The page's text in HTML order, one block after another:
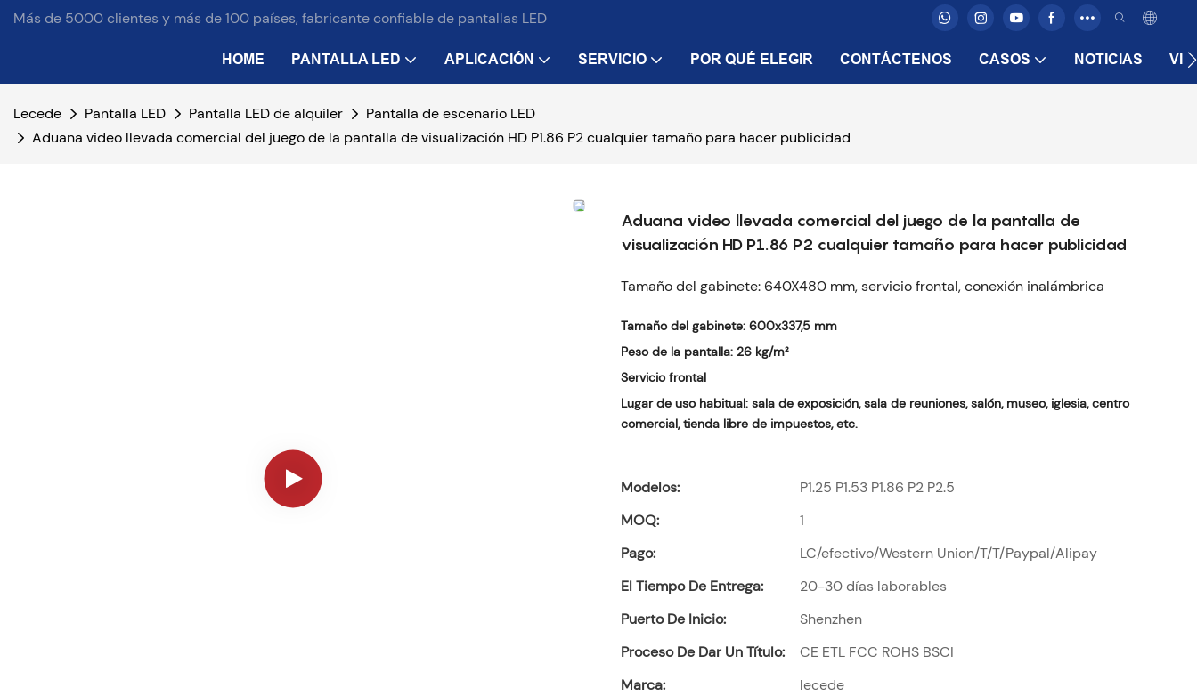
Más de 5000 clientes y más de 100 países, fabricante confiable de pantallas LED
HOME PANTALLA LED APLICACIÓN SERVICIO POR QUÉ ELEGIR CONTÁCTENOS CASOS NOTICIAS
Lecede Pantalla LED Pantalla LED de alquiler
Pantalla de escenario LED
Aduana video llevada comercial del juego de la pantalla de visualización HD P1.86 P2 cualquier tamaño para hacer publicidad
Aduana video llevada comercial del juego de la pantalla de
visualización HD P1.86 P2 cualquier tamaño para hacer publicidad
Tamaño del gabinete: 640X480 mm, servicio frontal, conexión inalámbrica
Tamaño del gabinete: 600x337,5 mm
Peso de la pantalla: 26 kg/m²
Servicio frontal
Lugar de uso habitual: sala de exposición, sala de reuniones, salón, museo, iglesia, centro
comercial, tienda libre de impuestos, etc.
Modelos:
P1.25 P1.53 P1.86 P2 P2.5
MOQ:
1
Pago:
LC/efectivo/Western Union/T/T/Paypal/Alipay
El Tiempo De Entrega:
20-30 días laborables
Puerto De Inicio:
Shenzhen
Proceso De Dar Un Título:
CE ETL FCC ROHS BSCI
Marca:
lecede